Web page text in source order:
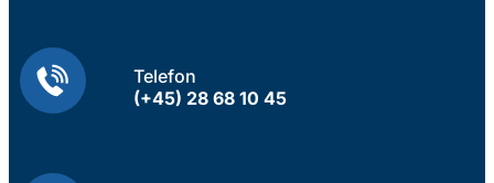
Telefon
(+45) 28 68 10 45